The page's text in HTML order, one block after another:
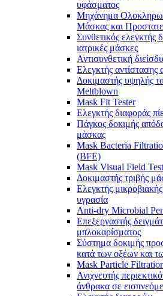
υφάσματος
Μηχάνημα
Μάσκας και
Συνθετικός ελεγκτής
ιατρικές μάσκες
Αντισυνθετική
Ελεγκτής αντίστασης
Δοκιμαστής υψηλής
Meltblown
Mask Fit Tester
Ελεγκτής διαφοράς
Πάγκος δοκιμής
μάσκας
Mask Bacteria
(BFE)
Mask Visual Field
Δοκιμαστής τριβής
Ελεγκτής
υγρασία
Anti-dry Microbial
Επεξεργαστής
μπλοκαρίσματος
Σύστημα δοκιμής
κατά των οξέων και
Mask Particle
Ανιχνευτής
άνθρακα σε